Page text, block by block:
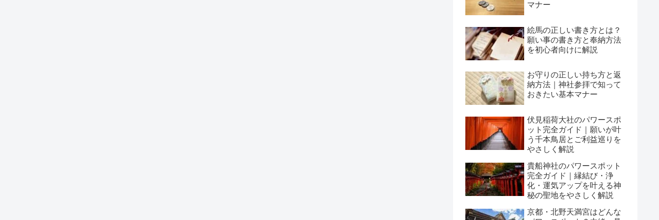
マナー
絵馬の正しい書き方とは？
願い事の書き方と奉納方法
を初心者向けに解説
お守りの正しい持ち方と返
納方法｜神社参拝で知って
おきたい基本マナー
伏見稲荷大社のパワースポ
ット完全ガイド｜願いが叶
う千本鳥居とご利益巡りを
やさしく解説
貴船神社のパワースポット
完全ガイド｜縁結び・浄
化・運気アップを叶える神
秘の聖地をやさしく解説
京都・北野天満宮はどんな